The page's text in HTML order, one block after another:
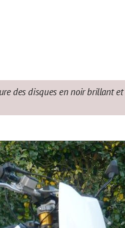
des disques en noir brillant et